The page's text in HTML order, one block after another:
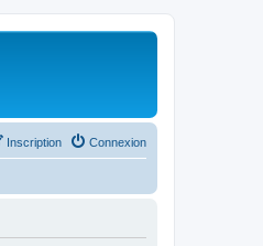
Connexion
Inscription